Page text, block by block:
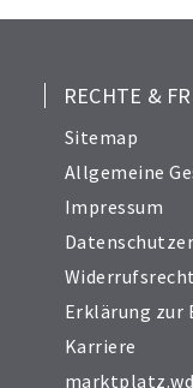
RECHTE &
Sitemap
Allgemeine
Impressum
Widerrufsrecht
Erklärung
Karriere